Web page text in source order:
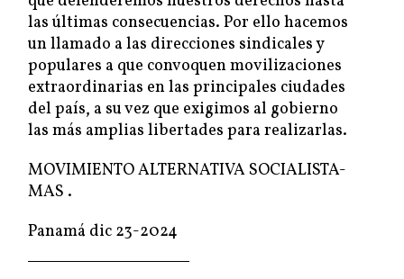
las últimas consecuencias. Por ello hacemos
un llamado a las direcciones sindicales y
populares a que convoquen movilizaciones
extraordinarias en las principales ciudades
del país, a su vez que exigimos al gobierno
las más amplias libertades para realizarlas.
MOVIMIENTO ALTERNATIVA SOCIALISTA-
MAS .
Panamá dic 23-2024